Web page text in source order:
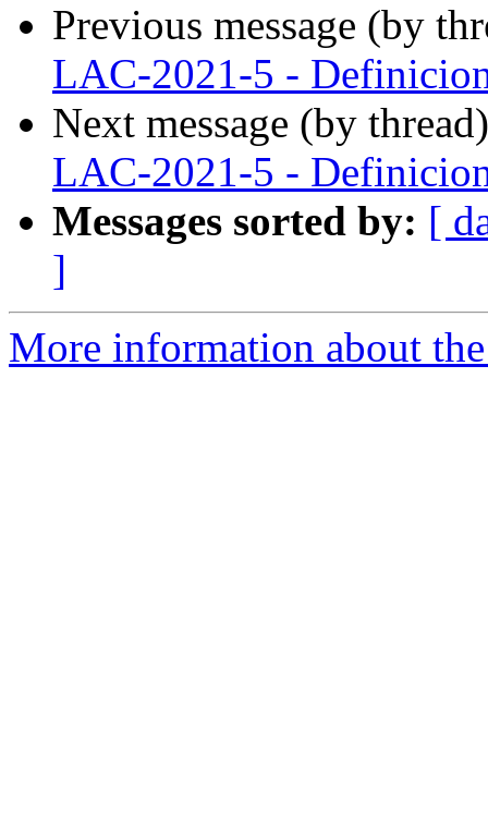
Previous message (by
LAC-2021-5 -
Next message (by
LAC-2021-5 -
Messages sorted by: [
]
More information about